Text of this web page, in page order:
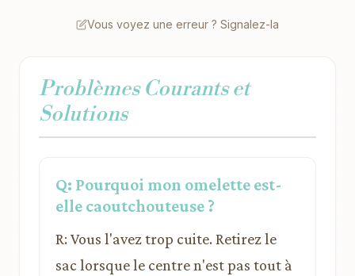
Vous voyez une erreur ? Signalez-la
Problèmes Courants et
Solutions
Q: Pourquoi mon omelette est-
elle caoutchouteuse ?
R: Vous l'avez trop cuite. Retirez le
sac lorsque le centre n'est pas tout à